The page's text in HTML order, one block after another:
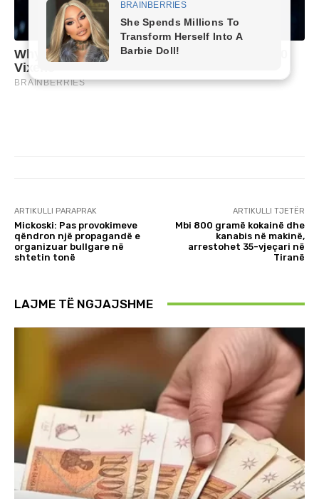
ARTIKULLI PARAPRAK
Mickoski: Pas provokimeve
qëndron një propagandë e
organizuar bullgare në
shtetin tonë
ARTIKULLI TJETËR
Mbi 800 gramë kokainë dhe
kanabis në makinë,
arrestohet 35-vjeçari në
Tiranë
LAJME TË NGJAJSHME